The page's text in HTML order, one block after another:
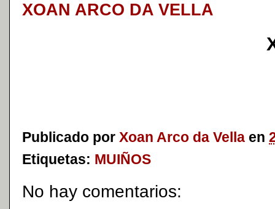
XOAN ARCO DA VELLA
Publicado por Xoan Arco da Vella en
Etiquetas: MUIÑOS
No hay comentarios: